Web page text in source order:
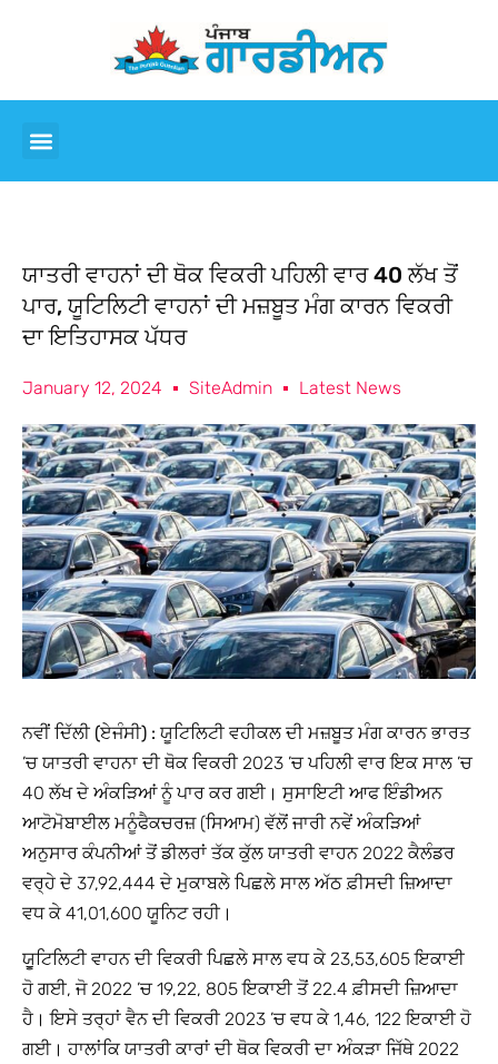
ਯਾਤਰੀ ਵਾਹਨਾਂ ਦੀ ਥੋਕ ਵਿਕਰੀ ਪਹਿਲੀ ਵਾਰ 40 ਲੱਖ ਤੋਂ
ਪਾਰ, ਯੂਟਿਲਿਟੀ ਵਾਹਨਾਂ ਦੀ ਮਜ਼ਬੂਤ ਮੰਗ ਕਾਰਨ ਵਿਕਰੀ
ਦਾ ਇਤਿਹਾਸਕ ਪੱਧਰ
January 12, 2024 SiteAdmin Latest News
ਨਵੀਂ ਦਿੱਲੀ (ਏਜੰਸੀ) : ਯੂਟਿਲਿਟੀ ਵਹੀਕਲ ਦੀ ਮਜ਼ਬੂਤ ਮੰਗ ਕਾਰਨ ਭਾਰਤ
’ਚ ਯਾਤਰੀ ਵਾਹਨਾ ਦੀ ਥੋਕ ਵਿਕਰੀ 2023 ’ਚ ਪਹਿਲੀ ਵਾਰ ਇਕ ਸਾਲ ’ਚ
40 ਲੱਖ ਦੇ ਅੰਕੜਿਆਂ ਨੂੰ ਪਾਰ ਕਰ ਗਈ। ਸੁਸਾਇਟੀ ਆਫ ਇੰਡੀਅਨ
ਆਟੋਮੋਬਾਈਲ ਮਨੂੰਫੈਕਚਰਜ਼ (ਸਿਆਮ) ਵੱਲੋਂ ਜਾਰੀ ਨਵੇਂ ਅੰਕੜਿਆਂ
ਅਨੁਸਾਰ ਕੰਪਨੀਆਂ ਤੋਂ ਡੀਲਰਾਂ ਤੱਕ ਕੁੱਲ ਯਾਤਰੀ ਵਾਹਨ 2022 ਕੈਲੰਡਰ
ਵਰ੍ਹੇ ਦੇ 37,92,444 ਦੇ ਮੁਕਾਬਲੇ ਪਿਛਲੇ ਸਾਲ ਅੱਠ ਫ਼ੀਸਦੀ ਜ਼ਿਆਦਾ
ਵਧ ਕੇ 41,01,600 ਯੂਨਿਟ ਰਹੀ।
ਯੂੁਟਿਲਿਟੀ ਵਾਹਨ ਦੀ ਵਿਕਰੀ ਪਿਛਲੇ ਸਾਲ ਵਧ ਕੇ 23,53,605 ਇਕਾਈ
ਹੋ ਗਈ, ਜੋ 2022 ’ਚ 19,22, 805 ਇਕਾਈ ਤੋਂ 22.4 ਫ਼ੀਸਦੀ ਜ਼ਿਆਦਾ
ਹੈ। ਇਸੇ ਤਰ੍ਹਾਂ ਵੈਨ ਦੀ ਵਿਕਰੀ 2023 ’ਚ ਵਧ ਕੇ 1,46, 122 ਇਕਾਈ ਹੋ
ਗਈ। ਹਾਲਾਂਕਿ ਯਾਤਰੀ ਕਾਰਾਂ ਦੀ ਥੋਕ ਵਿਕਰੀ ਦਾ ਅੰਕੜਾ ਜਿੱਥੇ 2022